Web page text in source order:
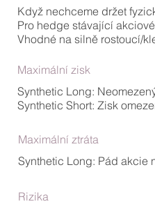
Když nechceme držet
Pro hedge stávající
Vhodné na silně rostoucí/
Maximální zisk
Synthetic Long:
Synthetic Short: Zisk
Maximální ztráta
Synthetic Long: Pád akcie
Rizika